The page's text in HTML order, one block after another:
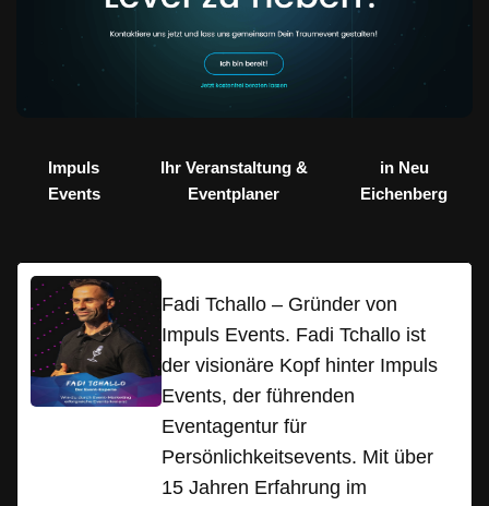
Impuls
Events
Ihr Veranstaltung &
Eventplaner
in Neu
Eichenberg
Fadi Tchallo – Gründer von
Impuls Events. Fadi Tchallo ist
der visionäre Kopf hinter Impuls
Events, der führenden
Eventagentur für
Persönlichkeitsevents. Mit über
15 Jahren Erfahrung im